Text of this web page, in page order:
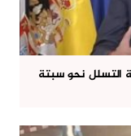
التسلل نحو سبتة